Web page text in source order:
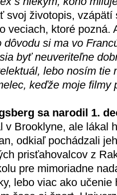
svoj životopis, vzápätí
veciach, ktoré pozná.
dôvodu si ma vo
byť neuveriteľne
lebo nosím tie
keďže moje filmy
sa narodil 1.
v Brooklyne, ale lákal
odkiaľ pochádzali
prisťahovalcov z
pre mimoriadne
lebo viac ako